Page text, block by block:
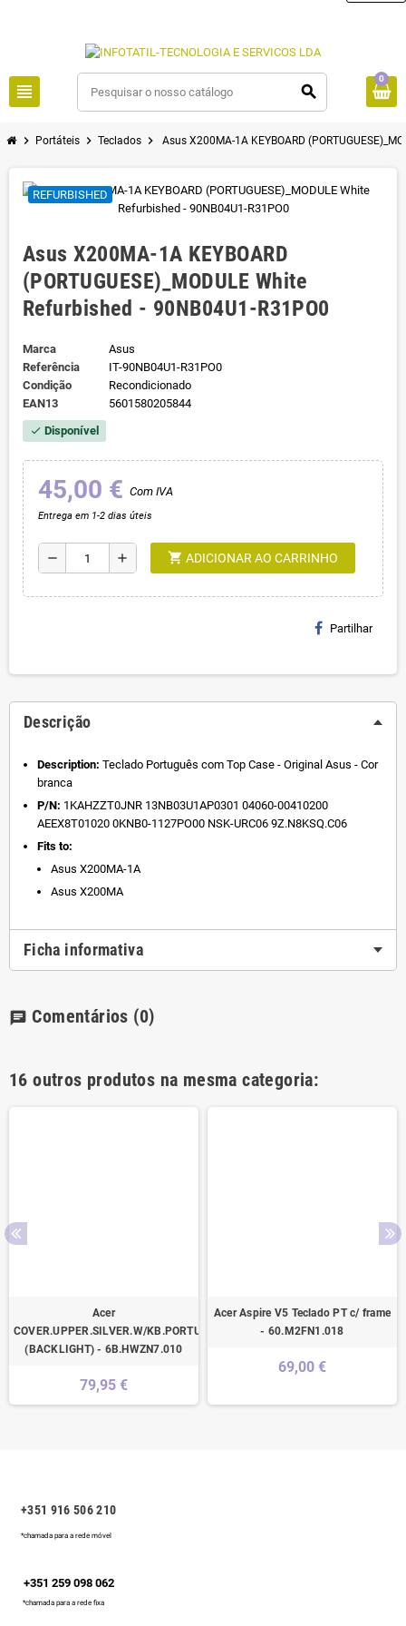
view_headline search
0
chevron_right Portáteis chevron_right Teclados chevron_right Asus X200MA-1A KEYBOARD
REFURBISHED
Asus X200MA-1A KEYBOARD
(PORTUGUESE)_MODULE White
Refurbished - 90NB04U1-R31PO0
Marca
Asus
Referência
IT-90NB04U1-R31PO0
Condição
Recondicionado
EAN13
5601580205844
check Disponível
45,00 € Com IVA
Entrega em 1-2 dias úteis
remove add shopping_cart ADICIONAR AO CARRINHO
Partilhar
Descrição
Description: Teclado Português com Top Case - Original Asus - Cor
branca
P/N: 1KAHZZT0JNR 13NB03U1AP0301 04060-00410200
AEEX8T01020 0KNB0-1127PO00 NSK-URC06 9Z.N8KSQ.C06
Fits to:
Asus X200MA-1A
Asus X200MA
Ficha informativa
chat Comentários (0)
16 outros produtos na mesma categoria:
Acer
COVER.UPPER.SILVER.W/KB.PORTUGUESE
(BACKLIGHT) - 6B.HWZN7.010
79,95 €
Acer Aspire V5 Teclado PT c/ frame
- 60.M2FN1.018
69,00 €
+351 916 506 210
*chamada para a rede móvel
+351 259 098 062
*chamada para a rede fixa